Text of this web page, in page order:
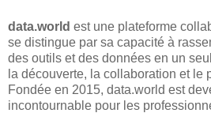
data.world est une plateforme
se distingue par sa capacité à
des outils et des données en un
la découverte, la collaboration et le
Fondée en 2015, data.world est
incontournable pour les